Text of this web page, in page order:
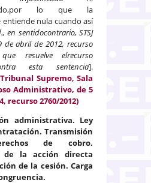
lo que la
nula cuando así
en sentidocontrario, STSJ
de abril de 2012, recurso
resuelve elrecurso
esta sentencia].
Supremo, Sala
Administrativo, de 5
recurso 2760/2012)
administrativa. Ley
Transmisión
de cobro.
de la acción directa
de la cesión. Carga